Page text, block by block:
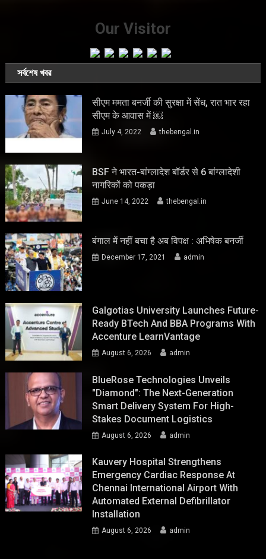
Our Visitor
সর্বশেষ খবর
सीएम ममता बनर्जी की सुरक्षा में सेंध, रात भार रहा
सीएम के आवास में ￼
July 4, 2022 thebengal.in
BSF ने भारत-बांग्लादेश बॉर्डर से 6 बांग्लादेशी
नागरिकों को पकड़ा
June 14, 2022 thebengal.in
बंगाल में नहीं बचा है अब विपक्ष : अभिषेक बनर्जी
December 17, 2021 admin
Galgotias University Launches Future-
Ready BTech And BBA Programs With
Accenture LearnVantage
August 6, 2026 admin
BlueRose Technologies Unveils
"Diamond": The Next-Generation
Smart Delivery System For High-
Stakes Document Logistics
August 6, 2026 admin
Kauvery Hospital Strengthens
Emergency Cardiac Response At
Chennai International Airport With
Automated External Defibrillator
Installation
August 6, 2026 admin